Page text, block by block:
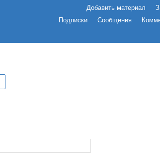
Добавить материал
Подписки
Сообщения